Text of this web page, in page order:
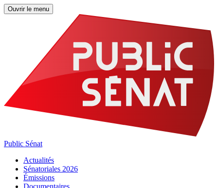
Ouvrir le menu
Public Sénat
Actualités
Sénatoriales 2026
Émissions